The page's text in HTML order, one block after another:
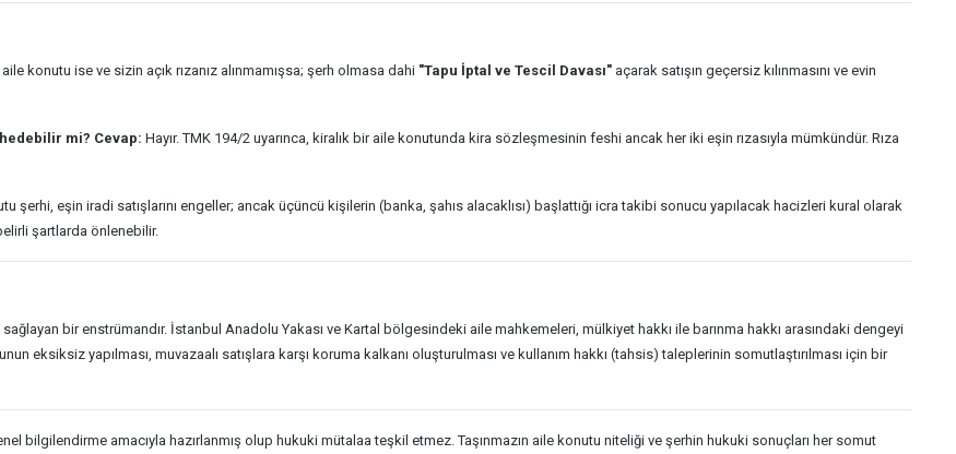
aile konutu ise ve sizin açık rızanız alınmamışsa; şerh olmasa dahi "Tapu İptal ve Tescil Davası" açarak satışın geçersiz kılınmasını ve evin
mi? Cevap: Hayır. TMK 194/2 uyarınca, kiralık bir aile konutunda kira sözleşmesinin feshi ancak her iki eşin rızasıyla mümkündür. Rıza
şerhi, eşin iradi satışlarını engeller; ancak üçüncü kişilerin (banka, şahıs alacaklısı) başlattığı icra takibi sonucu yapılacak hacizleri kural olarak
şartlarda önlenebilir.
bir enstrümandır. İstanbul Anadolu Yakası ve Kartal bölgesindeki aile mahkemeleri, mülkiyet hakkı ile barınma hakkı arasındaki dengeyi
eksiksiz yapılması, muvazaalı satışlara karşı koruma kalkanı oluşturulması ve kullanım hakkı (tahsis) taleplerinin somutlaştırılması için bir
bilgilendirme amacıyla hazırlanmış olup hukuki mütalaa teşkil etmez. Taşınmazın aile konutu niteliği ve şerhin hukuki sonuçları her somut